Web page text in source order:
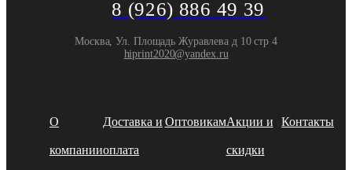
8 (926) 886 49 39
Москва, Ул. Площадь Журавлева д 10 стр 4
hiprint2020@yandex.ru
О
компании
Доставка и
оплата
ОптовикамАкции и
скидки
Контакты